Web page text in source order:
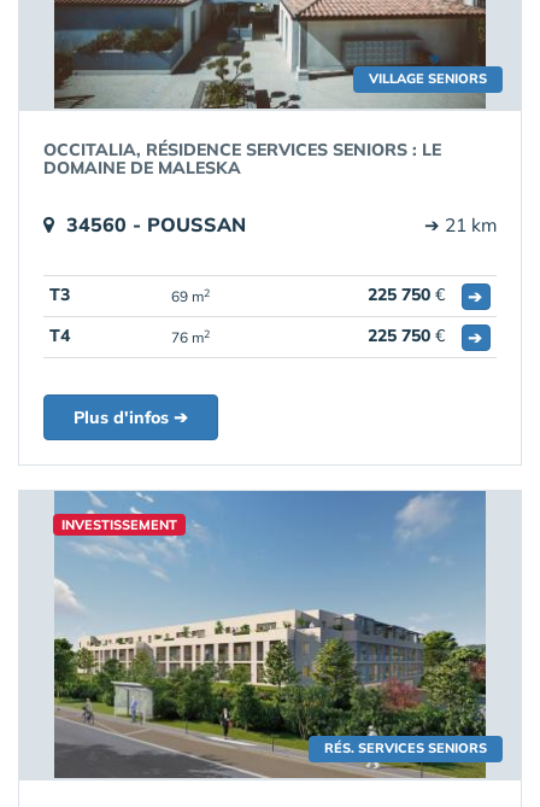
VILLAGE SENIORS
OCCITALIA, RÉSIDENCE SERVICES SENIORS : LE
DOMAINE DE MALESKA
34560 - POUSSAN ➔ 21 km
T3 69 m2 225 750 €
➔
T4
76 m2 225 750 € ➔
Plus d'infos ➔
RÉS. SERVICES SENIORS
INVESTISSEMENT